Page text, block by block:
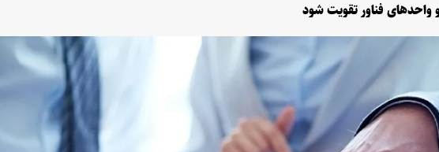
واحدهای فناور تقویت شود